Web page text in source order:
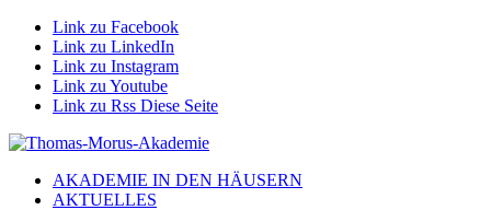
Link zu Facebook
Link zu LinkedIn
Link zu Instagram
Link zu Youtube
Link zu Rss Diese Seite
AKADEMIE IN DEN HÄUSERN
AKTUELLES